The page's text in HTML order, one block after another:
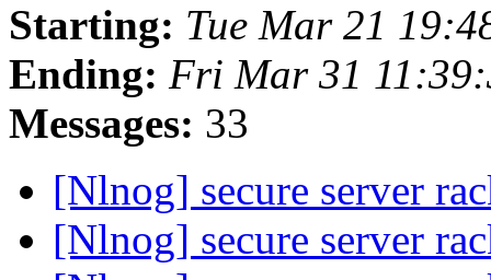
Starting: Tue Mar 21
Ending: Fri Mar 31
Messages: 33
[Nlnog] secure server
[Nlnog] secure server